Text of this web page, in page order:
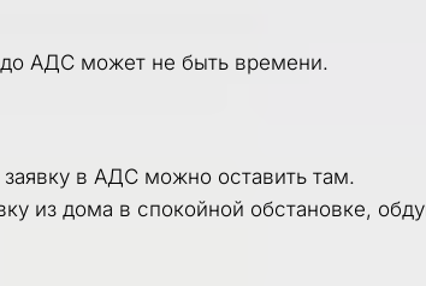
до АДС может не быть времени.
заявку в АДС можно оставить там.